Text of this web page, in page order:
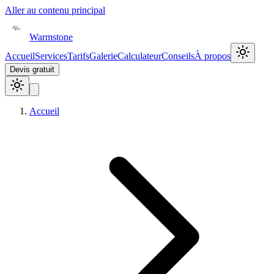
Aller au contenu principal
Warmstone
AccueilServicesTarifsGalerieCalculateurConseilsÀ propos
Devis gratuit
Accueil